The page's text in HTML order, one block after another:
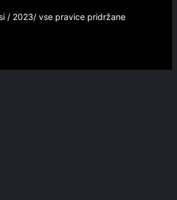
/ 2023/ vse pravice pridržane